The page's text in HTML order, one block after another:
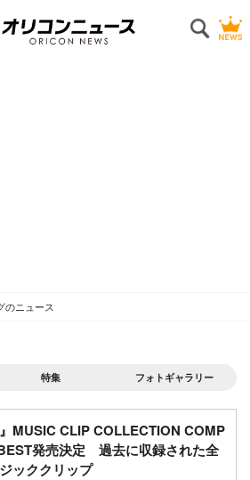
のニュース
特集 フォトギャラリー
』MUSIC CLIP COLLECTION COMP
発売決定 過去に収録された全
ッククリップ